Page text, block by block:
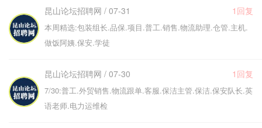
昆山论坛招聘网 / 07-31 1回复
本周精选:包装组长.品保.项目.普工.销售.物流助理.仓管.主机.
做饭阿姨.保安.学徒
昆山论坛招聘网 / 07-30 1回复
7/30:普工.外贸销售.物流跟单.客服.保洁主管.保洁.保安队长.英
语老师.电力运维检